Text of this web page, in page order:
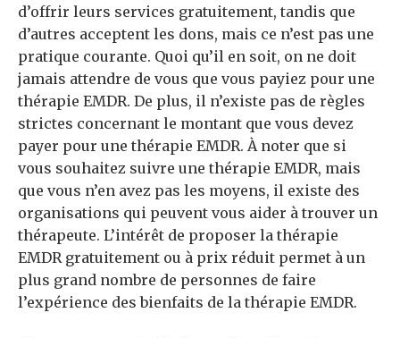
d’offrir leurs services gratuitement, tandis que
d’autres acceptent les dons, mais ce n’est pas une
pratique courante. Quoi qu’il en soit, on ne doit
jamais attendre de vous que vous payiez pour une
thérapie EMDR. De plus, il n’existe pas de règles
strictes concernant le montant que vous devez
payer pour une thérapie EMDR. À noter que si
vous souhaitez suivre une thérapie EMDR, mais
que vous n’en avez pas les moyens, il existe des
organisations qui peuvent vous aider à trouver un
thérapeute. L’intérêt de proposer la thérapie
EMDR gratuitement ou à prix réduit permet à un
plus grand nombre de personnes de faire
l’expérience des bienfaits de la thérapie EMDR.